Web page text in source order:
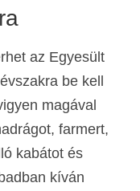
az Egyesült
be kell
magával
farmert,
kabátot és
kíván